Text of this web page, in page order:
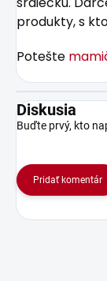
produkty, s
Potešte
Diskusia
Buďte prvý, kto
Pridať komentár